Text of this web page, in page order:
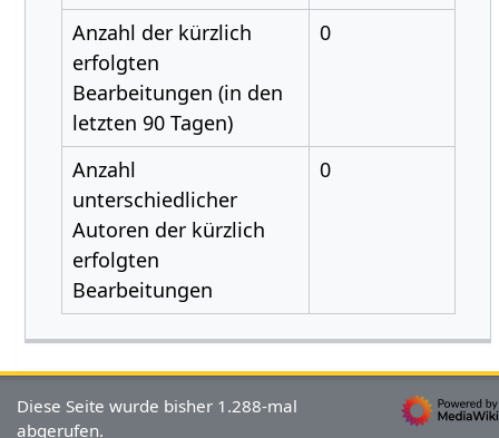
Anzahl der kürzlich
erfolgten
Bearbeitungen (in den
letzten 90 Tagen)
0
Anzahl
unterschiedlicher
Autoren der kürzlich
erfolgten
Bearbeitungen
0
Diese Seite wurde bisher 1.288-mal
abgerufen.